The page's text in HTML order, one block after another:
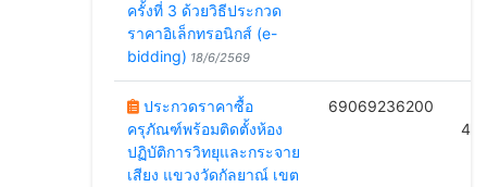
ครั้งที่ 3 ด้วยวิธีประกวด
ราคาอิเล็กทรอนิกส์ (e-
bidding) 18/6/2569
ประกวดราคาซื้อ
ครุภัณฑ์พร้อมติดตั้งห้อง
ปฏิบัติการวิทยุและกระจาย
เสียง แขวงวัดกัลยาณ์ เขต
69069236200